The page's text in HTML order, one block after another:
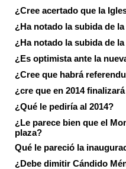
¿Cree acertado que la
¿Ha notado la subida de
¿Ha notado la subida de
¿Es optimista ante la
¿Cree que habrá
¿cre que en 2014
¿Qué le pediría al 2014?
¿Le parece bien que el
plaza?
Qué le pareció la
¿Debe dimitir Cándido